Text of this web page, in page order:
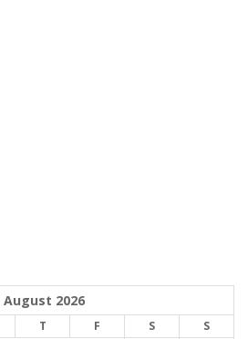
August 2026
T F S
S